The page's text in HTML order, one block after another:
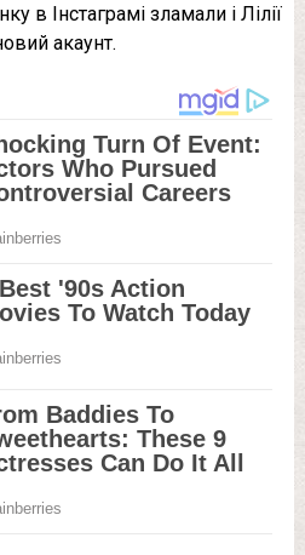
в Інстаграмі зламали і Лілії
акаунт.